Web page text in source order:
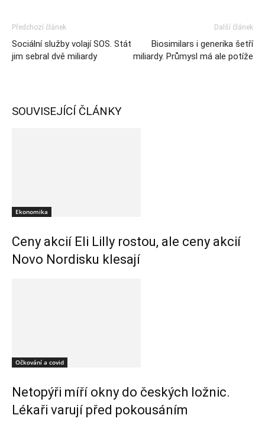
Předchozí článek
Sociální služby volají SOS. Stát
jim sebral dvě miliardy
Další článek
Biosimilars i generika šetří
miliardy. Průmysl má ale potíže
SOUVISEJÍCÍ ČLÁNKY
Ekonomika
Ceny akcií Eli Lilly rostou, ale ceny akcií
Novo Nordisku klesají
Očkování a covid
Netopýři míří okny do českých ložnic.
Lékaři varují před pokousáním